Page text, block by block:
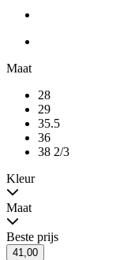
Maat
28
29
35.5
36
38 2/3
Kleur
Maat
Beste prijs
41,00